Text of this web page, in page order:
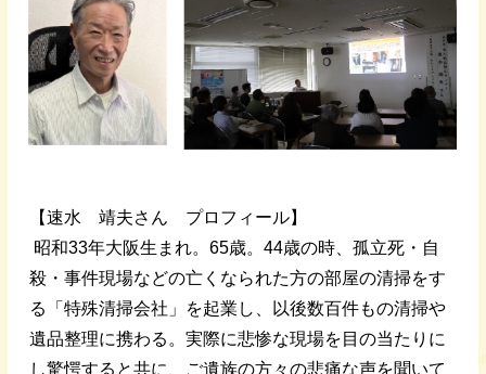
【速水 靖夫さん プロフィール】
昭和33年大阪生まれ。65歳。44歳の時、孤立死・自
殺・事件現場などの亡くなられた方の部屋の清掃をす
る「特殊清掃会社」を起業し、以後数百件もの清掃や
遺品整理に携わる。実際に悲惨な現場を目の当たりに
し驚愕すると共に、ご遺族の方々の悲痛な声を聞いて